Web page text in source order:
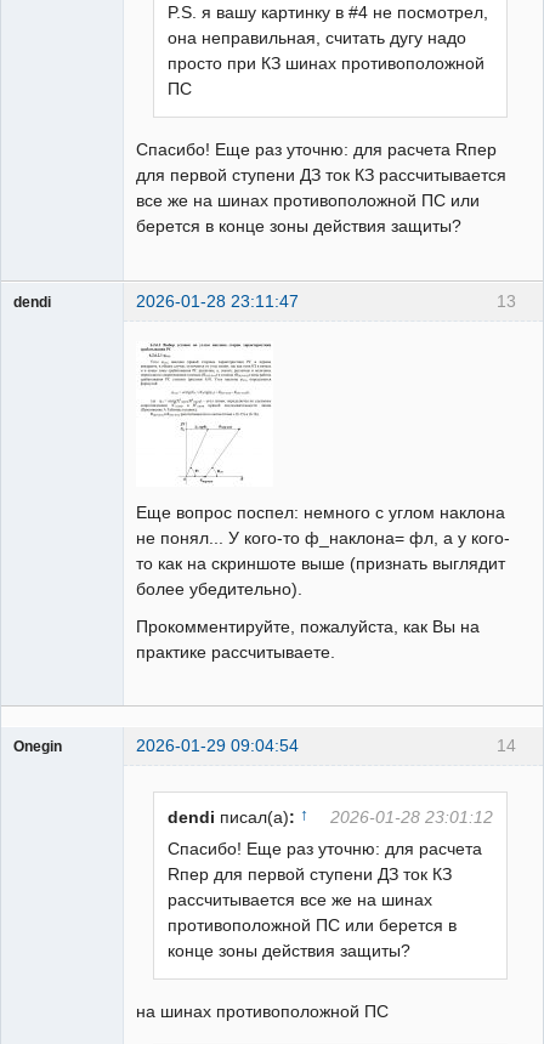
P.S. я вашу картинку в #4 не посмотрел,
она неправильная, считать дугу надо
просто при КЗ шинах противоположной
ПС
Спасибо! Еще раз уточню: для расчета Rпер
для первой ступени ДЗ ток КЗ рассчитывается
все же на шинах противоположной ПС или
берется в конце зоны действия защиты?
13
dendi 2026-01-28 23:11:47
Еще вопрос поспел: немного с углом наклона
не понял... У кого-то ф_наклона= фл, а у кого-
то как на скриншоте выше (признать выглядит
более убедительно).
Прокомментируйте, пожалуйста, как Вы на
практике рассчитываете.
14
Onegin 2026-01-29 09:04:54
dendi писал(а): ↑
2026-01-28 23:01:12
Спасибо! Еще раз уточню: для расчета
Rпер для первой ступени ДЗ ток КЗ
рассчитывается все же на шинах
противоположной ПС или берется в
конце зоны действия защиты?
на шинах противоположной ПС